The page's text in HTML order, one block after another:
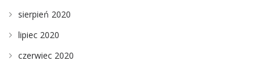
sierpień 2020
lipiec 2020
czerwiec 2020